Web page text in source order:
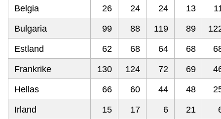
Belgia 26 24 24 13
Bulgaria 99 88 119 89
Estland 62 68 64 68
Frankrike 130 124 72 69
Hellas 66 60 44 48
Irland 15 17 6 21